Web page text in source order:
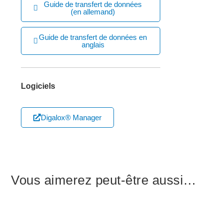
Guide de transfert de données
(en allemand)
Guide de transfert de données en
anglais
Logiciels
Digalox® Manager
Vous aimerez peut-être aussi…